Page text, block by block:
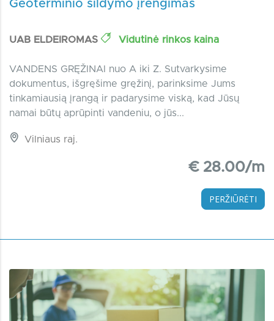
Geoterminio šildymo įrengimas
UAB ELDEIROMAS Vidutinė rinkos kaina
VANDENS GRĘŽINAI nuo A iki Z. Sutvarkysime
dokumentus, išgręšime gręžinį, parinksime Jums
tinkamiausią įrangą ir padarysime viską, kad Jūsų
namai būtų aprūpinti vandeniu, o jūs...
Vilniaus raj.
€ 28.00/m
PERŽIŪRĖTI